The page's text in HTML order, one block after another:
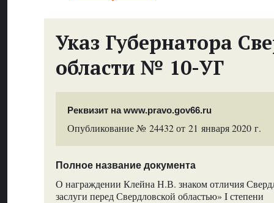
Указ Губернатора
области № 10-УГ
Реквизит на www.pravo.gov66.ru
Опубликование № 24432 от 21 января 2020 г.
Полное название документа
О награждении Клейна Н.В. знаком отличия
заслуги перед Свердловской областью» I степени